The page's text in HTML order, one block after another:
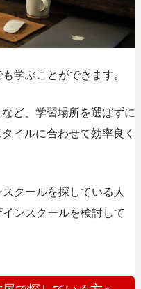
学ぶことができます。
ど、学習場所を選ばずに
イルに合わせて効率良く
クールを探している人
ンスクールを検討して